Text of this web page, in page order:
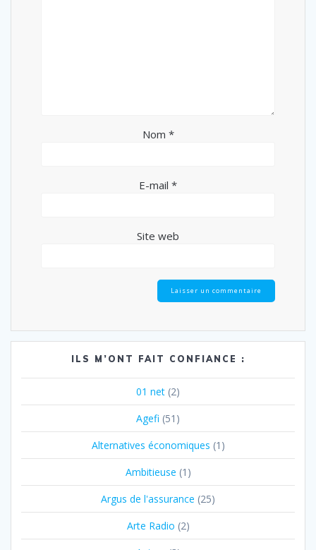
Nom *
E-mail *
Site web
ILS M’ONT FAIT CONFIANCE :
01 net (2)
Agefi (51)
Alternatives économiques (1)
Ambitieuse (1)
Argus de l'assurance (25)
Arte Radio (2)